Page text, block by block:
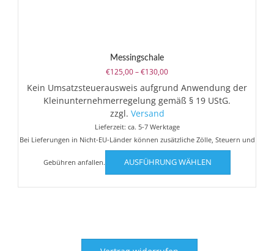
Messingschale
€125,00–€130,00Preisspanne:
€125,00
bis
€130,00
Kein Umsatzsteuerausweis aufgrund Anwendung der
Kleinunternehmerregelung gemäß § 19 UStG.
zzgl. Versand
Lieferzeit: ca. 5-7 Werktage
Bei Lieferungen in Nicht-EU-Länder können zusätzliche Zölle, Steuern und
Gebühren anfallen. AUSFÜHRUNG WÄHLEN
Dieses
weist
mehrere